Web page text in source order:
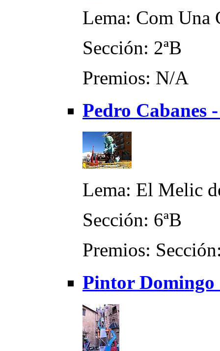
Lema: Com Una
Sección: 2ªB
Premios: N/A
Pedro Cabanes
Lema: El Melic
Sección: 6ªB
Premios:
Pintor Domingo